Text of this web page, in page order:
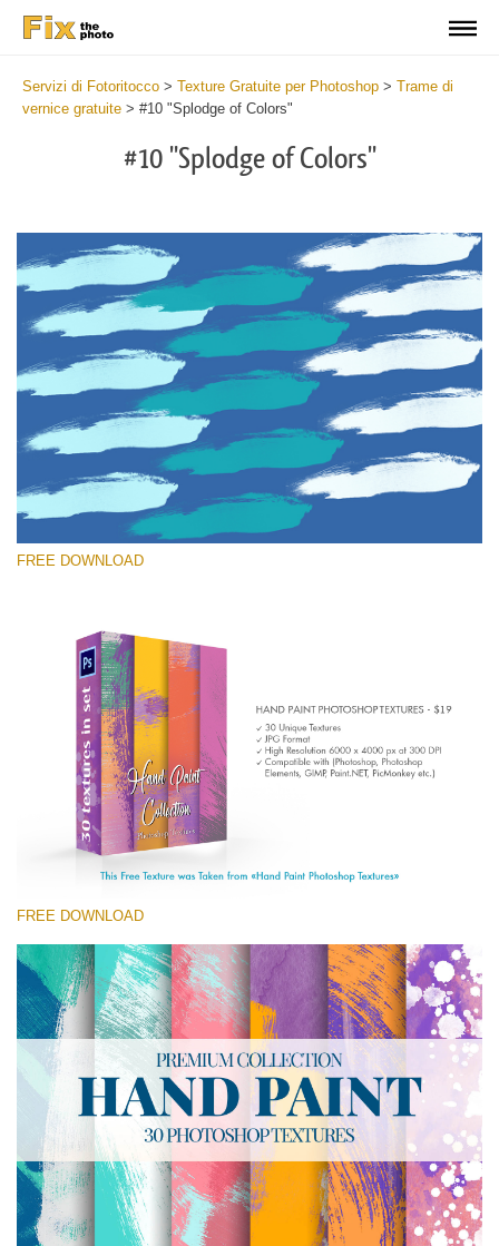
Servizi di Fotoritocco > Texture Gratuite per Photoshop > Trame di
vernice gratuite > #10 "Splodge of Colors"
#10 "Splodge of Colors"
Si prega di Selezionare
Free Photoshop Texture #10 Small 800*533px
Hand Painted
(30 Textures)
Large 6000*4000px
Entire Collection
Download Gratuito
FREE DOWNLOAD
FREE DOWNLOAD